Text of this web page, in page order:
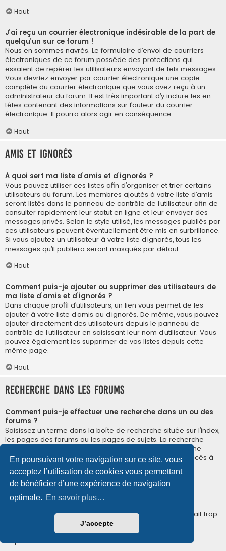
En poursuivant votre navigation sur ce site, vous
acceptez l’utilisation de cookies vous permettant
de bénéficier d’une expérience de navigation
optimale. En savoir plus…
J’accepte
Haut
J’ai reçu un courrier électronique indésirable de la part de
quelqu’un sur ce forum !
Nous en sommes navrés. Le formulaire d’envoi de courriers
électroniques de ce forum possède des protections qui
essaient de repérer les utilisateurs envoyant de tels messages.
Vous devriez envoyer par courrier électronique une copie
complète du courrier électronique que vous avez reçu à un
administrateur du forum. Il est très important d’y inclure les en-
têtes contenant des informations sur l’auteur du courrier
électronique. Il pourra alors agir en conséquence.
Haut
Amis et ignorés
À quoi sert ma liste d’amis et d’ignorés ?
Vous pouvez utiliser ces listes afin d’organiser et trier certains
utilisateurs du forum. Les membres ajoutés à votre liste d’amis
seront listés dans le panneau de contrôle de l’utilisateur afin de
consulter rapidement leur statut en ligne et leur envoyer des
messages privés. Selon le style utilisé, les messages publiés par
ces utilisateurs peuvent éventuellement être mis en surbrillance.
Si vous ajoutez un utilisateur à votre liste d’ignorés, tous les
messages qu’il publiera seront masqués par défaut.
Haut
Comment puis-je ajouter ou supprimer des utilisateurs de
ma liste d’amis et d’ignorés ?
Dans chaque profil d’utilisateurs, un lien vous permet de les
ajouter à votre liste d’amis ou d’ignorés. De même, vous pouvez
ajouter directement des utilisateurs depuis le panneau de
contrôle de l’utilisateur en saisissant leur nom d’utilisateur. Vous
pouvez également les supprimer de vos listes depuis cette
même page.
Haut
Recherche dans les forums
Comment puis-je effectuer une recherche dans un ou des
forums ?
Saisissez un terme dans la boîte de recherche située sur l’index,
les pages des forums ou les pages de sujets. La recherche
avancée est accessible en cliquant sur le lien « Recherche
avancée » disponible sur toutes les pages du forum. L’accès à
la recherche dépend du style utilisé.
Haut
Pourquoi ma recherche ne renvoie aucun résultat ?
Votre recherche était probablement trop vague ou incluait trop
de termes communs qui ne sont pas indexés par phpBB.
Essayez d’être plus précis et d’utiliser les différents filtres
disponibles dans la recherche avancée.